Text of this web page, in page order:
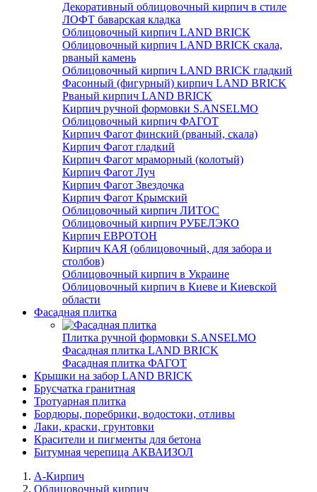
Декоративный облицовочный кирпич в стиле
ЛОФТ баварская кладка
Облицовочный кирпич LAND BRICK
Облицовочный кирпич LAND BRICK скала,
рваный камень
Облицовочный кирпич LAND BRICK гладкий
Фасонный (фигурный) кирпич LAND BRICK
Рваный кирпич LAND BRICK
Кирпич ручной формовки S.ANSELMO
Облицовочный кирпич ФАГОТ
Кирпич Фагот финский (рваный, скала)
Кирпич Фагот гладкий
Кирпич Фагот мраморный (колотый)
Кирпич Фагот Луч
Кирпич Фагот Звездочка
Кирпич Фагот Крымский
Облицовочный кирпич ЛИТОС
Облицовочный кирпич РУБЕЛЭКО
Кирпич ЕВРОТОН
Кирпич КАЯ (облицовочный, для забора и
столбов)
Облицовочный кирпич в Украине
Облицовочный кирпич в Киеве и Киевской
области
Фасадная плитка
Плитка ручной формовки S.ANSELMO
Фасадная плитка LAND BRICK
Фасадная плитка ФАГОТ
Крышки на забор LAND BRICK
Брусчатка гранитная
Тротуарная плитка
Бордюры, поребрики, водостоки, отливы
Лаки, краски, грунтовки
Красители и пигменты для бетона
Битумная черепица АКВАИЗОЛ
А-Кирпич
Облицовочный кирпич